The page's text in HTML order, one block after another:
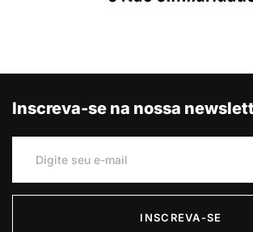
Inscreva-se na nossa
INSCREVA-SE